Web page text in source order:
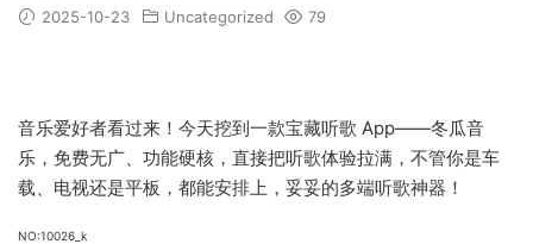
2025-10-23 Uncategorized 79
音乐爱好者看过来！今天挖到一款宝藏听歌 App——冬瓜音
乐，免费无广、功能硬核，直接把听歌体验拉满，不管你是车
载、电视还是平板，都能安排上，妥妥的多端听歌神器！
NO:10026_k